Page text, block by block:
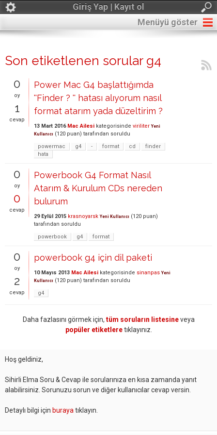
Giriş Yap | Kayıt ol
Menüyü göster
Son etiketlenen sorular g4
0
oy
1
cevap
Power Mac G4 başlattığımda
''Finder ? '' hatası alıyorum nasıl
format atarım yada düzeltirim ?
13 Mart 2016 Mac Ailesi kategorisinde viriliter Yeni
Kullanıcı (120 puan) tarafından soruldu
powermac
g4 - format cd
finder
hata
0
oy
0
cevap
Powerbook G4 Format Nasıl
Atarım & Kurulum CDs nereden
bulurum
29 Eylül 2015 krasnoyarsk Yeni Kullanıcı (120 puan)
tarafından soruldu
powerbook
g4 format
0
oy
2
cevap
powerbook g4 için dil paketi
10 Mayıs 2013 Mac Ailesi kategorisinde sinanpas Yeni
Kullanıcı (120 puan) tarafından soruldu
g4
Daha fazlasını görmek için, tüm soruların listesineveya
popüler etiketleretıklayınız.
Hoş geldiniz,
Sihirli Elma Soru & Cevap ile sorularınıza en kısa zamanda yanıt
alabilirsiniz. Sorunuzu sorun ve diğer kullanıcılar cevap versin.
Detaylı bilgi için buraya tıklayın.